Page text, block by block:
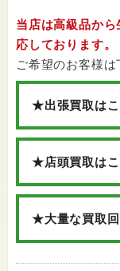
当店は高級品か
応しております。
ご希望のお客様は
★出張買取は
★店頭買取は
★大量な買取